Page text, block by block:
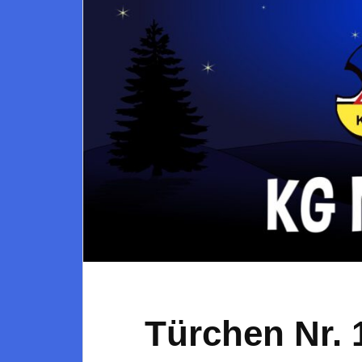
Türchen Nr.